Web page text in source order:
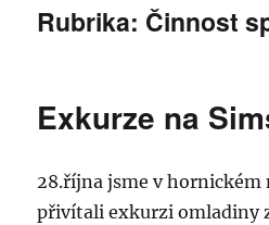
Rubrika: Činnost
Exkurze na
28.října jsme v hornickém
přivítali exkurzi omladiny